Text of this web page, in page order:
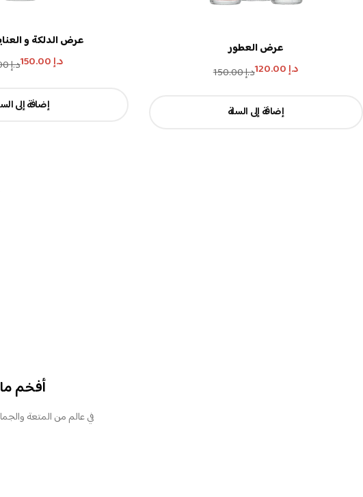
عرض العطور
د.إ150.00 د.إ
إضافة إلى السلة
عرض الدلكة و
د.إ160.00 د.إ
إضافة إلى
أفخم
في عالم من المتعة